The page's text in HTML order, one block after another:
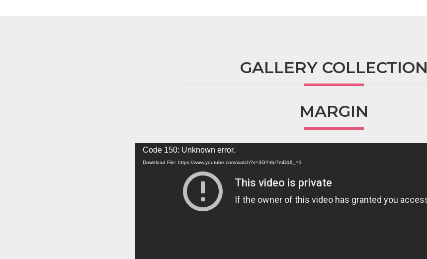
GALLERY COLLECTION
MARGIN
Video
Player
Code 150: Unknown error.
Download File: https://www.youtube.com/watch?v=3GY-tbr7mD4&_=1